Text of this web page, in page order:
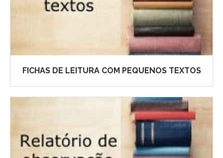
FICHAS DE LEITURA COM PEQUENOS TEXTOS